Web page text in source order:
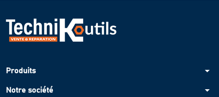
Produits arrow_drop_down
Notre société arrow_drop_down